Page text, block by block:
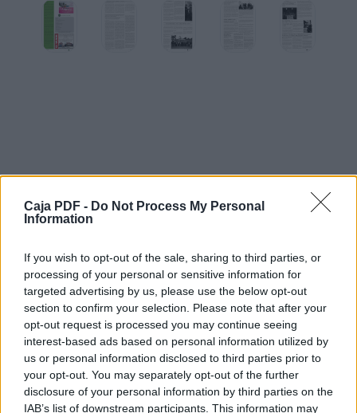
Caja PDF - Do Not Process My Personal
Information
If you wish to opt-out of the sale, sharing to third parties, or
processing of your personal or sensitive information for
targeted advertising by us, please use the below opt-out
section to confirm your selection. Please note that after your
opt-out request is processed you may continue seeing
interest-based ads based on personal information utilized by
us or personal information disclosed to third parties prior to
your opt-out. You may separately opt-out of the further
disclosure of your personal information by third parties on the
IAB’s list of downstream participants. This information may
que lanzamos a la comunidad local y regional,
EL Periódico Del Sur, durante cada quincena,
sólo aspira a entregarle información, con un
promoviendo la
discusión y la capacidad crítica, con temas de
son abordados comúnmente.
Pretendemos ser una ventana para el
tratamiento de temas locales, en los
diferentes ámbitos
del desarrollo de nuestra sociedad y una
vitrina
para personajes, emprendedores, valores y
talentos de nuestra ciudad y región que día a
día
viven entre nosotros y aún no son
Descargar el documento (PDF)